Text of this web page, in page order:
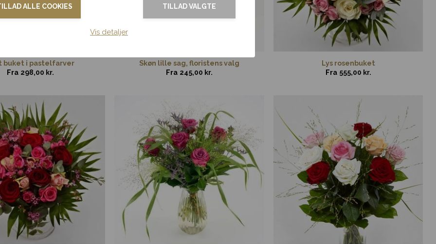
ALLE COOKIES TILLAD VALGTE
Vis detaljer
buket i pastelfarver
Fra 298,00 kr.
Skøn lille sag, floristens valg
Fra 245,00 kr.
Lys rosenbuket
Fra 555,00 kr.